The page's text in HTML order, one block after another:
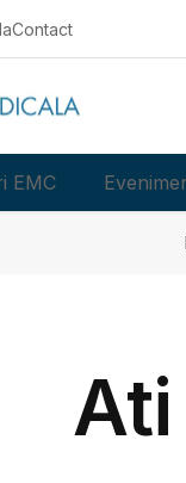
Contact
EMC